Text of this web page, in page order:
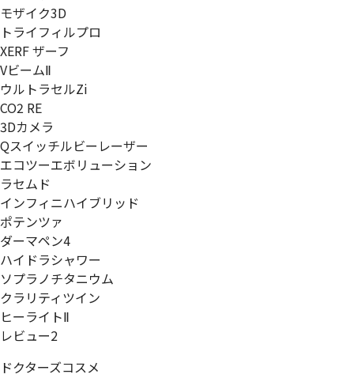
モザイク3D
トライフィルプロ
XERF ザーフ
VビームⅡ
ウルトラセルZi
CO2 RE
3Dカメラ
Qスイッチルビーレーザー
エコツーエボリューション
ラセムド
インフィニハイブリッド
ポテンツァ
ダーマペン4
ハイドラシャワー
ソプラノチタニウム
クラリティツイン
ヒーライトⅡ
レビュー2
ドクターズコスメ